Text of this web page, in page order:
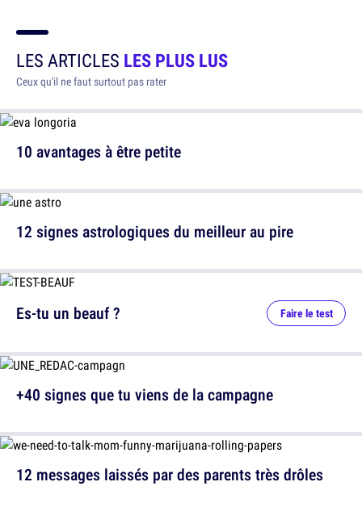
LES ARTICLES LES PLUS LUS
Ceux qu'il ne faut surtout pas rater
10 avantages à être petite
12 signes astrologiques du meilleur au pire
12 messages laissés par des parents très drôles
Es-tu un beauf ? Faire le test
+40 signes que tu viens de la campagne